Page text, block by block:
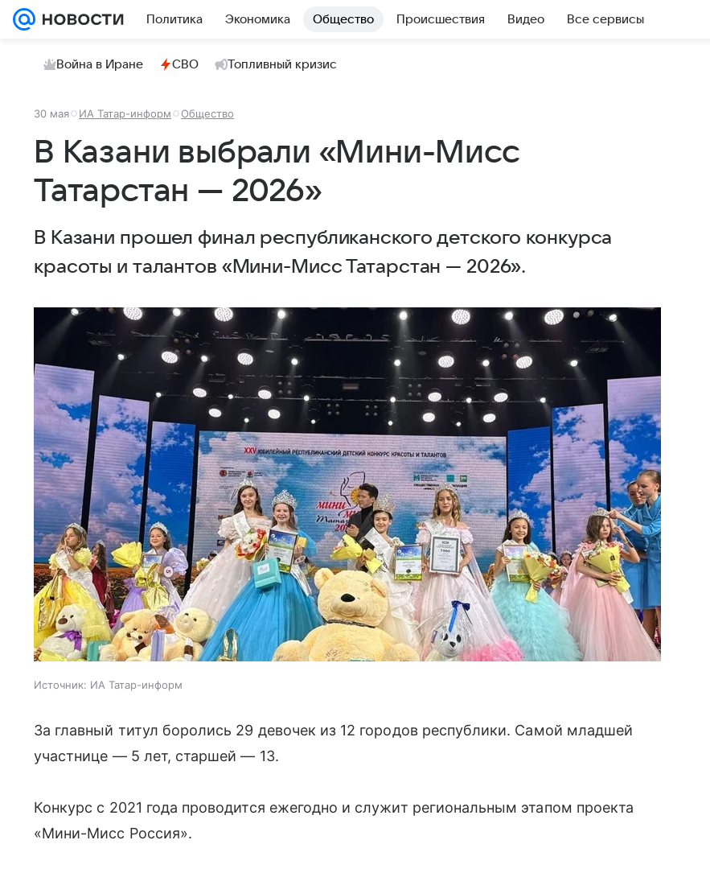
Политика Экономика Общество Происшествия Видео Все сервисы
Война в Иране СВО Топливный кризис
30 мая ИА Татар-информ Общество
В Казани выбрали «Мини-Мисс
Татарстан — 2026»
В Казани прошел финал республиканского детского конкурса
красоты и талантов «Мини-Мисс Татарстан — 2026».
Источник: ИА Татар-информ
За главный титул боролись 29 девочек из 12 городов республики. Самой младшей
участнице — 5 лет, старшей — 13.
Конкурс с 2021 года проводится ежегодно и служит региональным этапом проекта
«Мини-Мисс Россия».